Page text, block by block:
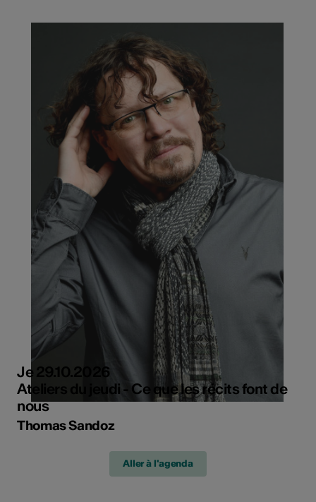
Je 29.10.2026
Ateliers du jeudi - Ce que les récits font de
nous
Thomas Sandoz
Aller à l'agenda